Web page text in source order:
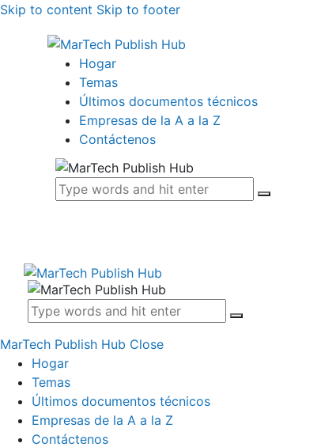
Skip to content Skip to footer
Hogar
Temas
Últimos documentos técnicos
Empresas de la A a la Z
Contáctenos
MarTech Publish Hub Close
Hogar
Temas
Últimos documentos técnicos
Empresas de la A a la Z
Contáctenos